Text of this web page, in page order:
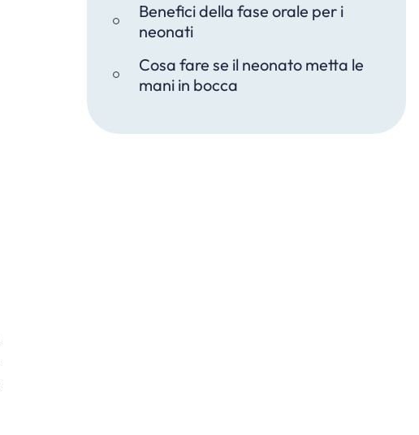
Benefici della fase orale per i
neonati
Cosa fare se il neonato metta le
mani in bocca